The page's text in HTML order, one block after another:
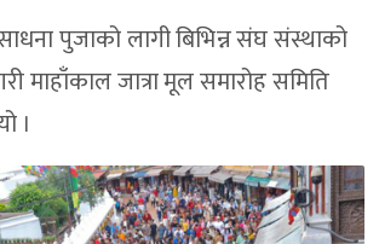
पुजाको लागी बिभिन्न संघ संस्थाको
माहाँकाल जात्रा मूल समारोह समिति
।